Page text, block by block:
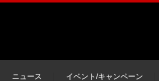
ニュース イベント/キャンペーン